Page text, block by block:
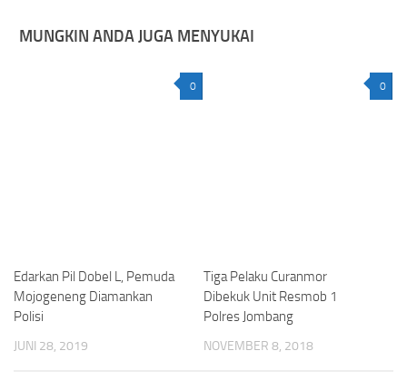
MUNGKIN ANDA JUGA MENYUKAI
0
Edarkan Pil Dobel L, Pemuda
Mojogeneng Diamankan
Polisi
JUNI 28, 2019
0
Tiga Pelaku Curanmor
Dibekuk Unit Resmob 1
Polres Jombang
NOVEMBER 8, 2018